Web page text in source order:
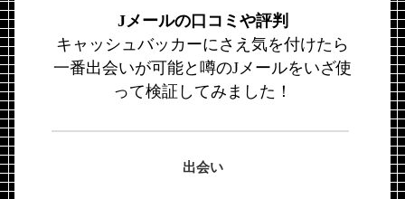
Jメールの口コミや評判
キャッシュバッカーにさえ気を付けたら
一番出会いが可能と噂のJメールをいざ使
って検証してみました！
出会い